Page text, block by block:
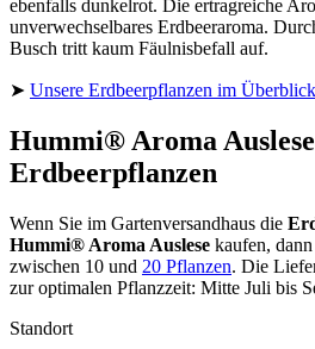
ebenfalls dunkelrot. Die ertragreiche
unverwechselbares Erdbeeraroma.
Busch tritt kaum Fäulnisbefall auf.
➤ Unsere Erdbeerpflanzen im Überblick
Hummi® Aroma Auslese
Erdbeerpflanzen
Wenn Sie im Gartenversandhaus die
Hummi® Aroma Auslese kaufen,
zwischen 10 und 20 Pflanzen. Die
zur optimalen Pflanzzeit: Mitte Juli bis
Standort